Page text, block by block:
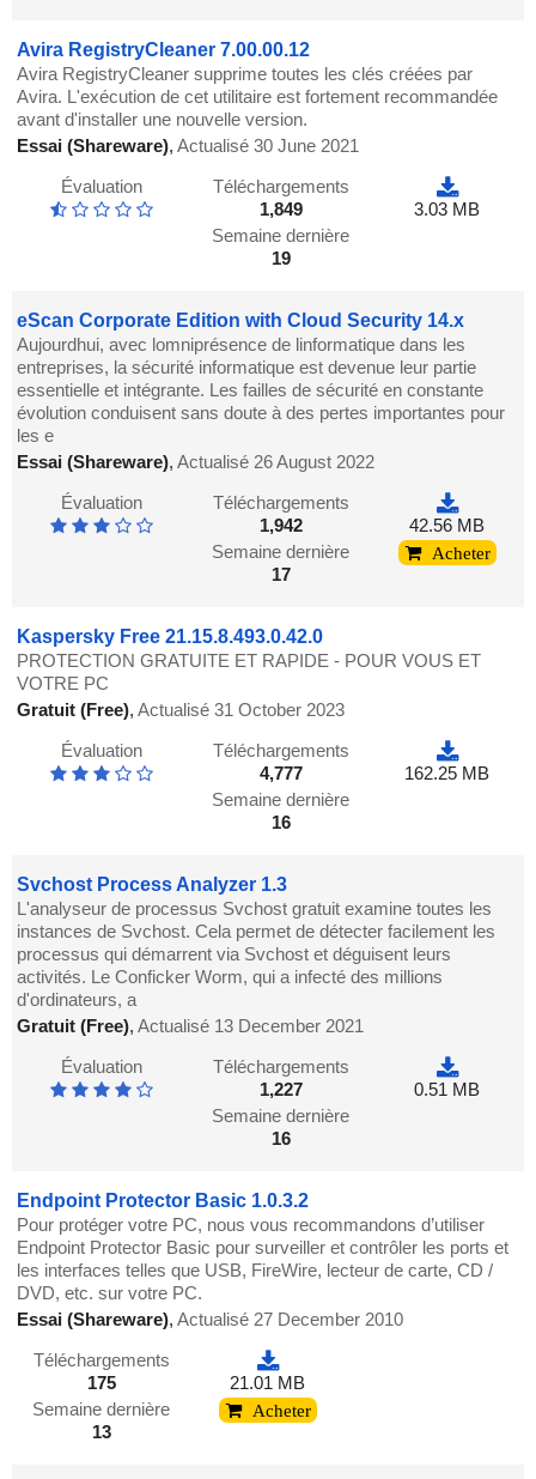
Avira RegistryCleaner 7.00.00.12
Avira RegistryCleaner supprime toutes les clés créées par
Avira. L'exécution de cet utilitaire est fortement recommandée
avant d'installer une nouvelle version.
Essai (Shareware),Actualisé 30 June 2021
Évaluation
Téléchargements
1,849
Semaine dernière
19
3.03 MB
eScan Corporate Edition with Cloud Security 14.x
Aujourdhui, avec lomniprésence de linformatique dans les
entreprises, la sécurité informatique est devenue leur partie
essentielle et intégrante. Les failles de sécurité en constante
évolution conduisent sans doute à des pertes importantes pour
les e
Essai (Shareware),Actualisé 26 August 2022
Évaluation
Téléchargements
1,942
Semaine dernière
17
42.56 MB
Acheter
Kaspersky Free 21.15.8.493.0.42.0
PROTECTION GRATUITE ET RAPIDE - POUR VOUS ET
VOTRE PC
Gratuit (Free),Actualisé 31 October 2023
Évaluation
Téléchargements
4,777
Semaine dernière
16
162.25 MB
Svchost Process Analyzer 1.3
L'analyseur de processus Svchost gratuit examine toutes les
instances de Svchost. Cela permet de détecter facilement les
processus qui démarrent via Svchost et déguisent leurs
activités. Le Conficker Worm, qui a infecté des millions
d'ordinateurs, a
Gratuit (Free),Actualisé 13 December 2021
Évaluation
Téléchargements
1,227
Semaine dernière
16
0.51 MB
Endpoint Protector Basic 1.0.3.2
Pour protéger votre PC, nous vous recommandons d’utiliser
Endpoint Protector Basic pour surveiller et contrôler les ports et
les interfaces telles que USB, FireWire, lecteur de carte, CD /
DVD, etc. sur votre PC.
Essai (Shareware),Actualisé 27 December 2010
Téléchargements
175
Semaine dernière
13
21.01 MB
Acheter